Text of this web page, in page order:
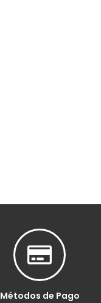
Métodos de Pago